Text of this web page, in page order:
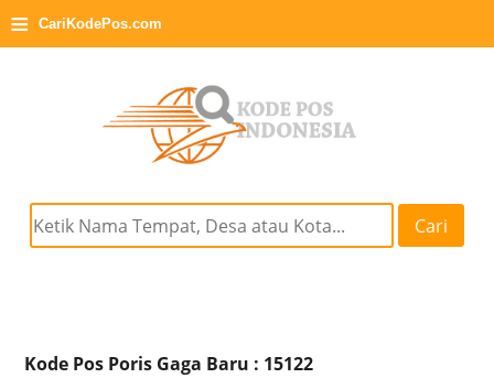
≡ CariKodePos.com
Cari
Kode Pos Poris Gaga Baru : 15122